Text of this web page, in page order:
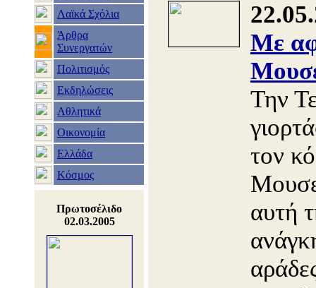
Λαϊκά Σχόλια
Άρθρα
Συνεργατών
Πολιτισμός
Εκδηλώσεις
Αθλητικά
Οικονομία
Ελλάδα
Κόσμος
Πρωτοσέλιδο
02.03.2005
Με
Την
τον
αυτή